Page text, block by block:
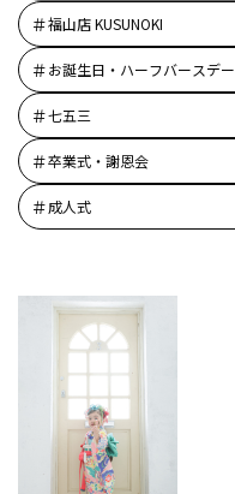
福山店 KUSUNOKI
お誕生日・ハーフバースデー
七五三
卒業式・謝恩会
成人式